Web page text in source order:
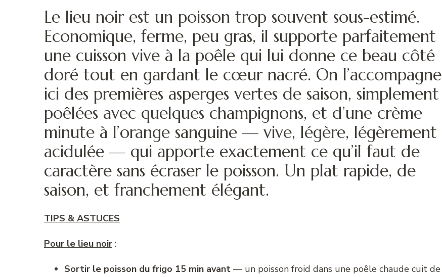
Le lieu noir est un poisson trop souvent sous-estimé.
Economique, ferme, peu gras, il supporte parfaitement
une cuisson vive à la poêle qui lui donne ce beau côté
doré tout en gardant le cœur nacré. On l’accompagne
ici des premières asperges vertes de saison, simplement
poêlées avec quelques champignons, et d’une crème
minute à l’orange sanguine — vive, légère, légèrement
acidulée — qui apporte exactement ce qu’il faut de
caractère sans écraser le poisson. Un plat rapide, de
saison, et franchement élégant.
TIPS & ASTUCES
Pour le lieu noir :
Sortir le poisson du frigo 15 min avant — un poisson froid dans une poêle chaude cuit de